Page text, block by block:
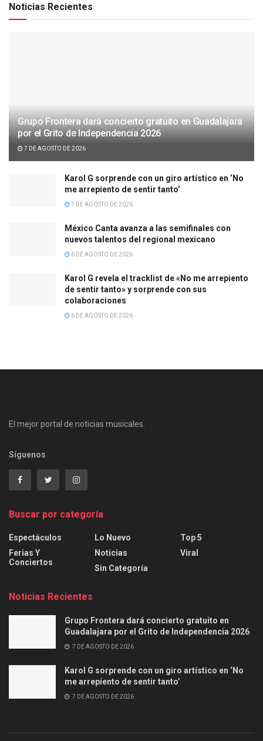
Noticias Recientes
Grupo Frontera dará concierto gratuito en Guadalajara
por el Grito de Independencia 2026
7 DE AGOSTO DE 2026
Karol G sorprende con un giro artístico en ‘No
me arrepiento de sentir tanto’
7 DE AGOSTO DE 2026
México Canta avanza a las semifinales con
nuevos talentos del regional mexicano
6 DE AGOSTO DE 2026
Karol G revela el tracklist de «No me arrepiento
de sentir tanto» y sorprende con sus
colaboraciones
6 DE AGOSTO DE 2026
El mejor portal de noticias musicales.
Síguenos
Buscar por categoría
Espectáculos
Ferias Y
Conciertos
Lo Nuevo
Noticias
Sin Categoría
Top 5
Viral
Noticias Recientes
Grupo Frontera dará concierto gratuito en
Guadalajara por el Grito de Independencia 2026
7 DE AGOSTO DE 2026
Karol G sorprende con un giro artístico en ‘No
me arrepiento de sentir tanto’
7 DE AGOSTO DE 2026